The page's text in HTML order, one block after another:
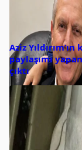
Aziz
paylaşımı
çıktı